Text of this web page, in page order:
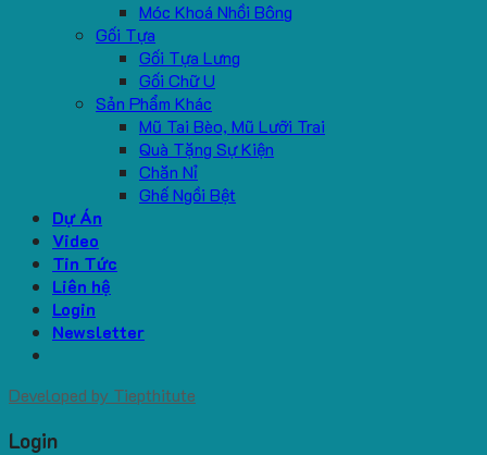
Móc Khoá Nhồi Bông
Gối Tựa
Gối Tựa Lưng
Gối Chữ U
Sản Phẩm Khác
Mũ Tai Bèo, Mũ Lưỡi Trai
Quà Tặng Sự Kiện
Chăn Nỉ
Ghế Ngồi Bệt
Dự Án
Video
Tin Tức
Liên hệ
Login
Newsletter
Developed by Tiepthitute
Login